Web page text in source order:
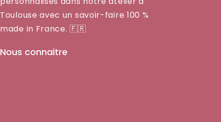
Toulouse avec un savoir-faire 100 %
made in France. 🇫🇷
Nous connaitre